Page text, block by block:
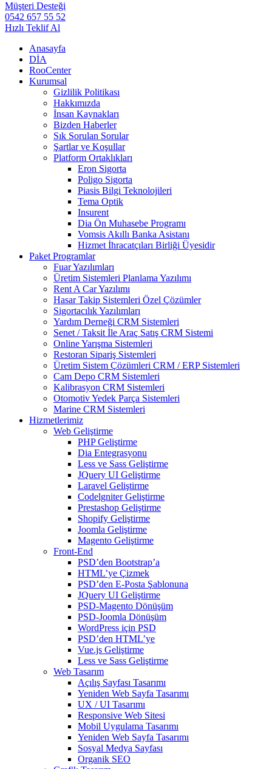
Müşteri Desteği
0542 657 55 52
Hızlı Teklif Al
Anasayfa
DİA
RooCenter
Kurumsal
Gizlilik Politikası
Hakkımızda
İnsan Kaynakları
Bizden Haberler
Sık Sorulan Sorular
Şartlar ve Koşullar
Platform Ortaklıkları
Eron Sigorta
Poligo Sigorta
Piasis Bilgi Teknolojileri
Tema Optik
Insurent
Dia Ön Muhasebe Programı
Vomsis Akıllı Banka Asistanı
Hizmet İhracatçıları Birliği Üyesidir
Paket Programlar
Fuar Yazılımları
Üretim Sistemleri Planlama Yazılımı
Rent A Car Yazılımı
Hasar Takip Sistemleri Özel Çözümler
Sigortacılık Yazılımları
Yardım Derneği CRM Sistemleri
Senet / Taksit İle Araç Satış CRM Sistemi
Online Yarışma Sistemleri
Restoran Sipariş Sistemleri
Üretim Sistem Çözümleri CRM / ERP Sistemleri
Cam Depo CRM Sistemleri
Kalibrasyon CRM Sistemleri
Otomotiv Yedek Parça Sistemleri
Marine CRM Sistemleri
Hizmetlerimiz
Web Geliştirme
PHP Geliştirme
Dia Entegrasyonu
Less ve Sass Geliştirme
JQuery UI Geliştirme
Laravel Geliştirme
Codelgniter Geliştirme
Prestashop Geliştirme
Shopify Geliştirme
Joomla Geliştirme
Magento Geliştirme
Front-End
PSD’den Bootstrap’a
HTML’ye Çizmek
PSD’den E-Posta Şablonuna
JQuery UI Geliştirme
PSD-Magento Dönüşüm
PSD-Joomla Dönüşüm
WordPress için PSD
PSD’den HTML’ye
Vue.js Geliştirme
Less ve Sass Geliştirme
Web Tasarım
Açılış Sayfası Tasarımı
Yeniden Web Sayfa Tasarımı
UX / UI Tasarımı
Responsive Web Sitesi
Mobil Uygulama Tasarımı
Yeniden Web Sayfa Tasarımı
Sosyal Medya Sayfası
Organik SEO